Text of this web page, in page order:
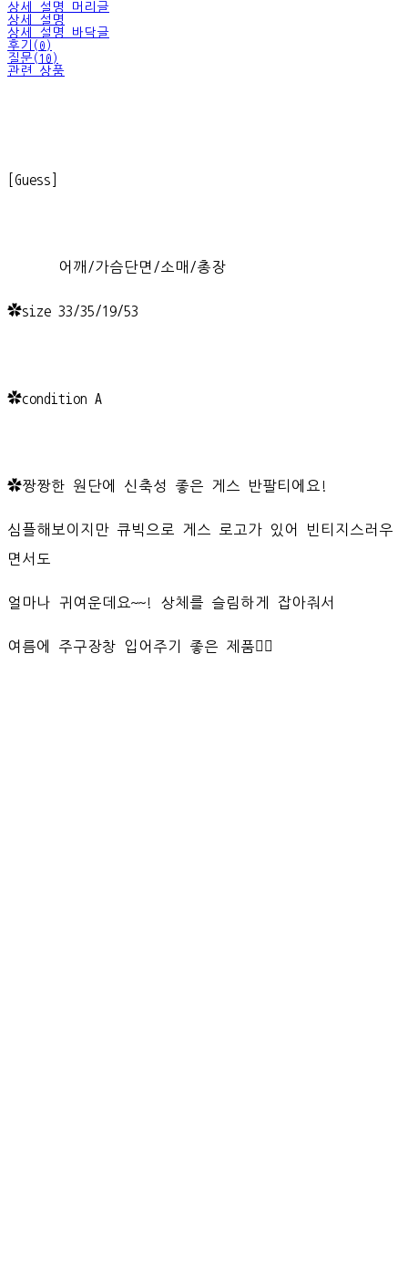
상세 설명 머리글
상세 설명
상세 설명 바닥글
후기(0)
질문(10)
관련 상품
[Guess]
어깨/가슴단면/소매/총장
✿size 33/35/19/53
✿condition A
✿짱짱한 원단에 신축성 좋은 게스 반팔티에요!
심플해보이지만 큐빅으로 게스 로고가 있어 빈티지스러우
면서도
얼마나 귀여운데요~~! 상체를 슬림하게 잡아줘서
여름에 주구장창 입어주기 좋은 제품👍🏻